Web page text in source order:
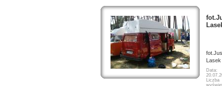
Lasek
Data:
Liczba